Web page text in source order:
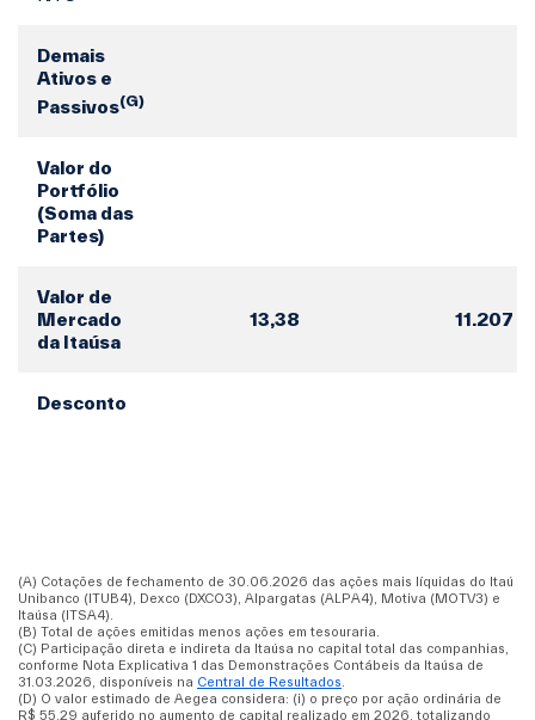
Demais
Ativos e
Passivos(G)
Valor do
Portfólio
(Soma das
Partes)
Valor de
Mercado
da Itaúsa
13,38 11.207
Desconto
(A) Cotações de fechamento de 30.06.2026 das ações mais líquidas do Itaú
Unibanco (ITUB4), Dexco (DXCO3), Alpargatas (ALPA4), Motiva (MOTV3) e
Itaúsa (ITSA4).
(B) Total de ações emitidas menos ações em tesouraria.
(C) Participação direta e indireta da Itaúsa no capital total das companhias,
conforme Nota Explicativa 1 das Demonstrações Contábeis da Itaúsa de
31.03.2026, disponíveis na Central de Resultados
(D) O valor estimado de Aegea considera: (i) o preço por ação ordinária de
R$ 55,29 auferido no aumento de capital realizado em 2026, totalizando